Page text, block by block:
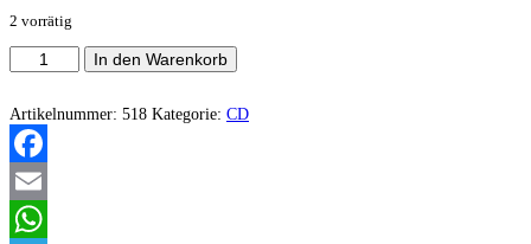
2 vorrätig
Stardust/Pestkult/Erakko/Funeral
Dust
Devils
work
in
the
witchtower
Menge
In den Warenkorb
Artikelnummer: 518 Kategorie: CD
Facebook
Email